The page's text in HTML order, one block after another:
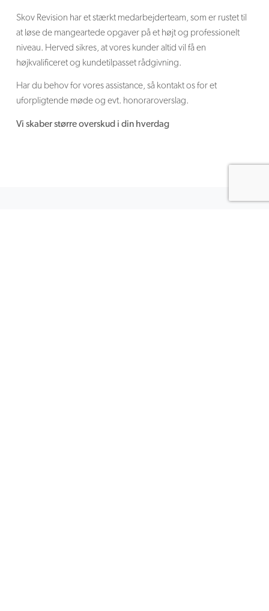
Skov Revision har et stærkt medarbejderteam, som er rustet til
at løse de mangeartede opgaver på et højt og professionelt
niveau. Herved sikres, at vores kunder altid vil få en
højkvalificeret og kundetilpasset rådgivning.
Har du behov for vores assistance, så kontakt os for et
uforpligtende møde og evt. honoraroverslag.
Vi skaber større overskud i din hverdag